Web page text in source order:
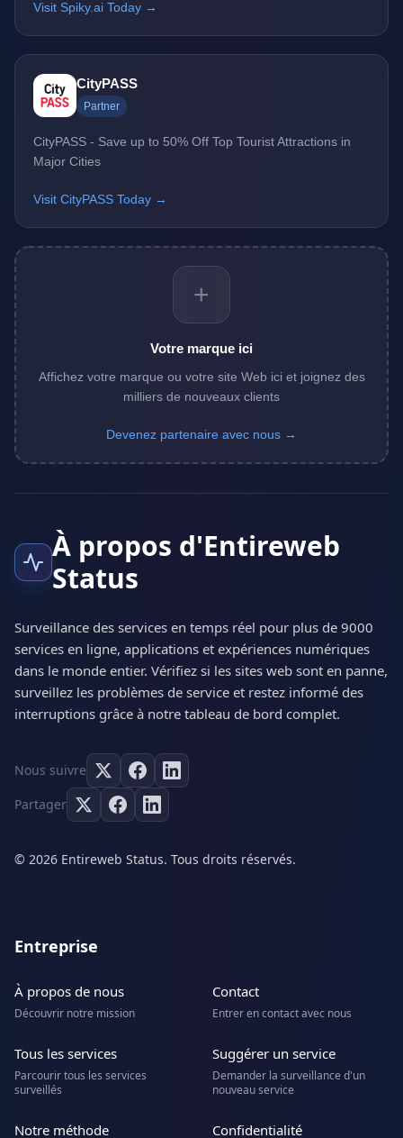
Visit Spiky.ai Today →
CityPASS
Partner
CityPASS - Save up to 50% Off Top Tourist Attractions in
Major Cities
Visit CityPASS Today →
+
Votre marque ici
Affichez votre marque ou votre site Web ici et joignez des
milliers de nouveaux clients
Devenez partenaire avec nous →
À propos d'Entireweb
Status
Surveillance des services en temps réel pour plus de 9000
services en ligne, applications et expériences numériques
dans le monde entier. Vérifiez si les sites web sont en panne,
surveillez les problèmes de service et restez informé des
interruptions grâce à notre tableau de bord complet.
Nous suivre
Partager
© 2026 Entireweb Status. Tous droits réservés.
Entreprise
À propos de nous
Découvrir notre mission
Contact
Entrer en contact avec nous
Tous les services
Parcourir tous les services
surveillés
Suggérer un service
Demander la surveillance d'un
nouveau service
Notre méthode Confidentialité